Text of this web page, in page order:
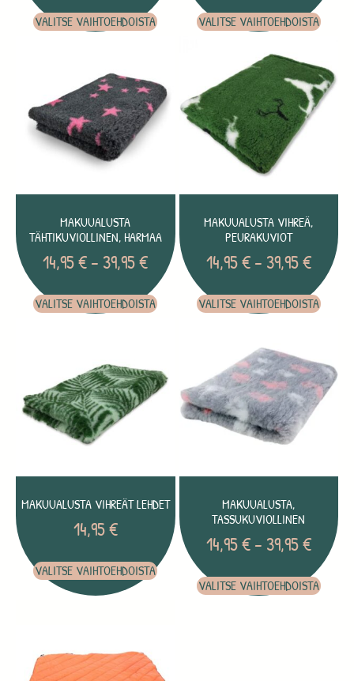
VALITSE VAIHTOEHDOISTA VALITSE VAIHTOEHDOISTA
MAKUUALUSTA
TÄHTIKUVIOLLINEN, HARMAA
14,95€– 39,95€
VALITSE VAIHTOEHDOISTA
MAKUUALUSTA VIHREÄ,
PEURAKUVIOT
14,95€ – 39,95€
VALITSE VAIHTOEHDOISTA
MAKUUALUSTA VIHREÄT LEHDET
14,95€
VALITSE VAIHTOEHDOISTA
MAKUUALUSTA,
TASSUKUVIOLLINEN
14,95€ – 39,95€
VALITSE VAIHTOEHDOISTA